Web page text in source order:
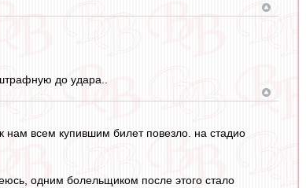
до удара..
нам всем купившим билет повезло. на стадио
одним болельщиком после этого стало